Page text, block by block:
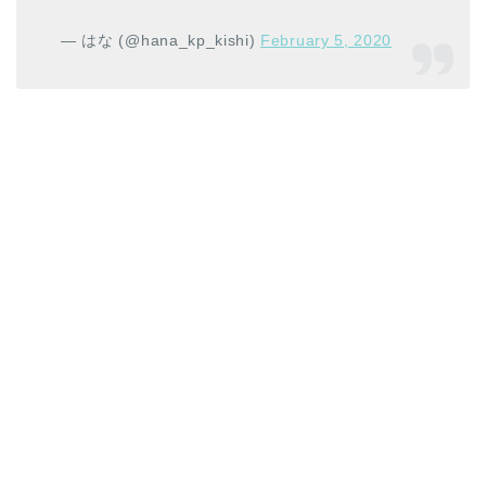
— はな (@hana_kp_kishi) February 5, 2020